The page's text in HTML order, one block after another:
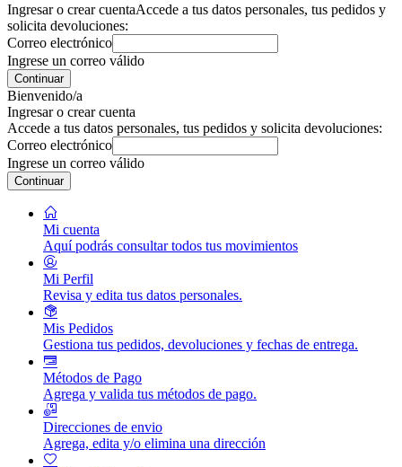
Ingresar o crear cuentaAccede a tus datos personales, tus pedidos y
solicita devoluciones:
Correo electrónico
Ingrese un correo válido
Continuar
Bienvenido/a
Ingresar o crear cuenta
Accede a tus datos personales, tus pedidos y solicita devoluciones:
Correo electrónico
Ingrese un correo válido
Continuar
Mi cuenta
Aquí podrás consultar todos tus movimientos
Mi Perfil
Revisa y edita tus datos personales.
Mis Pedidos
Gestiona tus pedidos, devoluciones y fechas de entrega.
Métodos de Pago
Agrega y valida tus métodos de pago.
Direcciones de envio
Agrega, edita y/o elimina una dirección